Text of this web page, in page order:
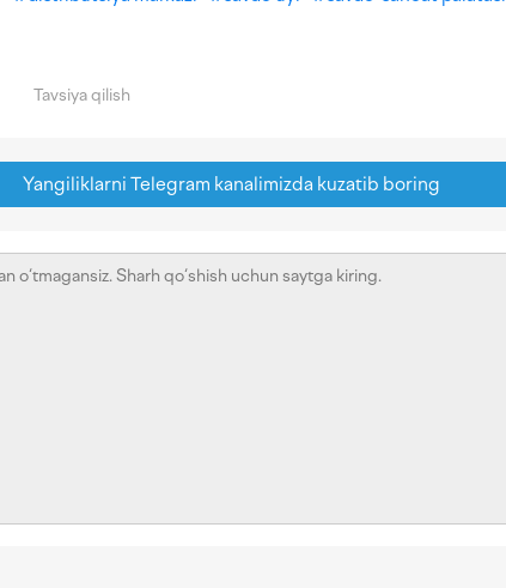
Tavsiya qilish
Yangiliklarni Telegram kanalimizda kuzatib boring